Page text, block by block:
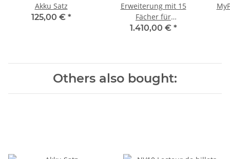
Akku Satz
125,00 € *
Erweiterung mit 15
Fächer für
Honigautomat; Gehäuse
1.410,00 € *
Others also bought: